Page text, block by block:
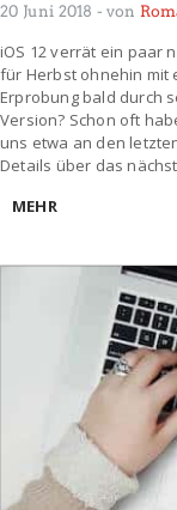
20 Juni 2018 - von
iOS 12 verrät ein paar
für Herbst ohnehin mit
Erprobung bald durch
Version? Schon oft
uns etwa an den
Details über das
MEHR